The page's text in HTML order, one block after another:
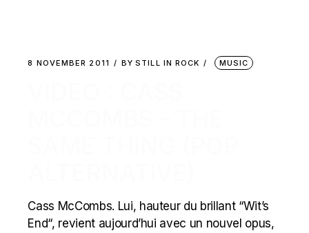
8 NOVEMBER 2011 BY STILL IN ROCK MUSIC
Cass McCombs. Lui, hauteur du brillant “Wit’s
End“, revient aujourd’hui avec un nouvel opus,